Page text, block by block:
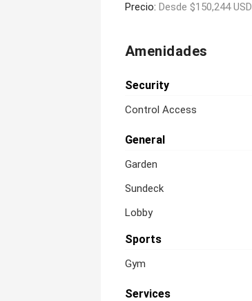
Precio: Desde $150,244 USD
Amenidades
Security
Control Access
General
Garden
Sundeck
Lobby
Sports
Gym
Services